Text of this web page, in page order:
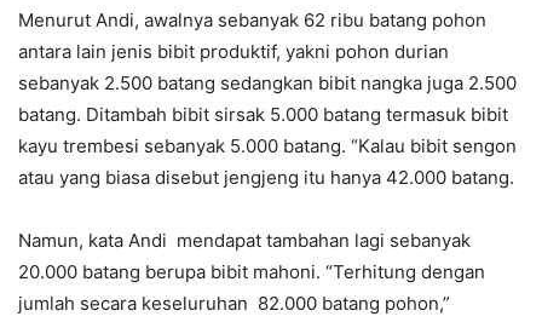
Menurut Andi, awalnya sebanyak 62 ribu batang pohon
antara lain jenis bibit produktif, yakni pohon durian
sebanyak 2.500 batang sedangkan bibit nangka juga 2.500
batang. Ditambah bibit sirsak 5.000 batang termasuk bibit
kayu trembesi sebanyak 5.000 batang. “Kalau bibit sengon
atau yang biasa disebut jengjeng itu hanya 42.000 batang.
Namun, kata Andi mendapat tambahan lagi sebanyak
20.000 batang berupa bibit mahoni. “Terhitung dengan
jumlah secara keseluruhan 82.000 batang pohon,”